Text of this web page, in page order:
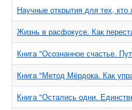
Научные открытия для тех, кто
Жизнь в расфокусе. Как
Книга "Осознанное счастье.
Книга "Метод Мёрдока. Как
Книга "Остались одни.